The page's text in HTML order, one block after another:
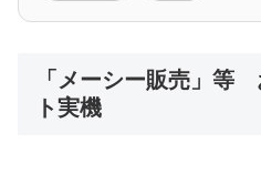
値下げ台
「メーシー販売」等
ト実機